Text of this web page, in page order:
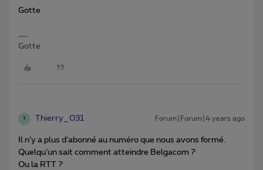
Gotte
Gotte
T Thierry_031 Forum|Forum|4 years ago
Il n’y a plus d’abonné au numéro que nous avons formé.
Quelqu’un sait comment atteindre Belgacom ?
Ou la RTT ?